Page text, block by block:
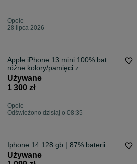
Opole
28 lipca 2026
Apple iPhone 13 mini 100% bat.
różne kolory/pamięci z
GWARANCJĄ
Używane
1 300 zł
Opole
Odświeżono dzisiaj o 08:35
Iphone 14 128 gb | 87% baterii
Używane